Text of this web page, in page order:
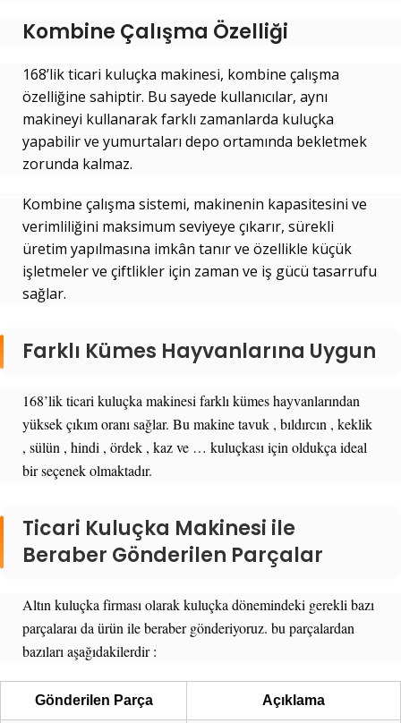
Kombine Çalışma Özelliği
168’lik ticari kuluçka makinesi, kombine çalışma
özelliğine sahiptir. Bu sayede kullanıcılar, aynı
makineyi kullanarak farklı zamanlarda kuluçka
yapabilir ve yumurtaları depo ortamında bekletmek
zorunda kalmaz.
Kombine çalışma sistemi, makinenin kapasitesini ve
verimliliğini maksimum seviyeye çıkarır, sürekli
üretim yapılmasına imkân tanır ve özellikle küçük
işletmeler ve çiftlikler için zaman ve iş gücü tasarrufu
sağlar.
Farklı Kümes Hayvanlarına Uygun
168’lik ticari kuluçka makinesi farklı kümes hayvanlarından
yüksek çıkım oranı sağlar. Bu makine tavuk , bıldırcın , keklik
, sülün , hindi , ördek , kaz ve … kuluçkası için oldukça ideal
bir seçenek olmaktadır.
Ticari Kuluçka Makinesi ile
Beraber Gönderilen Parçalar
Altın kuluçka firması olarak kuluçka dönemindeki gerekli bazı
parçalaraı da ürün ile beraber gönderiyoruz. bu parçalardan
bazıları aşağıdakilerdir :
Gönderilen Parça Açıklama